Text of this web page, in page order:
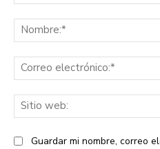
Guardar mi nombre, correo